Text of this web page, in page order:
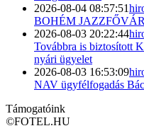
2026-08-04 08:57:51
BOHÉM
2026-08-03 20:22:44
Továbbra is biztosított
nyári ügyelet
2026-08-03 16:53:09
NAV ügyfélfogadás
Támogatóink
©FOTEL.HU